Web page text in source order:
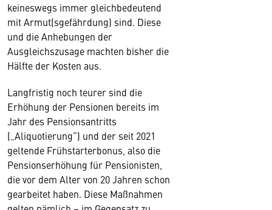
keineswegs immer gleichbedeutend
mit Armut(sgefährdung) sind. Diese
und die Anhebungen der
Ausgleichszusage machten bisher die
Hälfte der Kosten aus.
Langfristig noch teurer sind die
Erhöhung der Pensionen bereits im
Jahr des Pensionsantritts
(„Aliquotierung“) und der seit 2021
geltende Frühstarterbonus, also die
Pensionserhöhung für Pensionisten,
die vor dem Alter von 20 Jahren schon
gearbeitet haben. Diese Maßnahmen